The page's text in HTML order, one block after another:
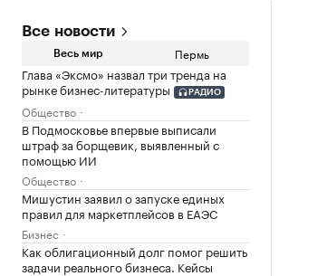
Все новости
Весь мир Пермь
Глава «Эксмо» назвал три тренда на
рынке бизнес-литературы
РАДИО
Общество
В Подмосковье впервые выписали
штраф за борщевик, выявленный с
помощью ИИ
Общество
Мишустин заявил о запуске единых
правил для маркетплейсов в ЕАЭС
Бизнес
Как облигационный долг помог решить
задачи реального бизнеса. Кейсы